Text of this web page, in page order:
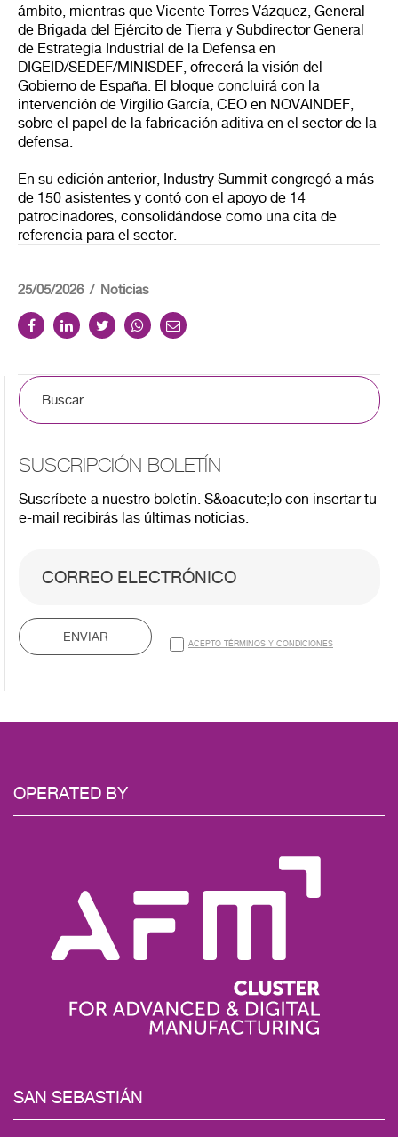
ámbito, mientras que Vicente Torres Vázquez, General
de Brigada del Ejército de Tierra y Subdirector General
de Estrategia Industrial de la Defensa en
DIGEID/SEDEF/MINISDEF, ofrecerá la visión del
Gobierno de España. El bloque concluirá con la
intervención de Virgilio García, CEO en NOVAINDEF,
sobre el papel de la fabricación aditiva en el sector de la
defensa.
En su edición anterior, Industry Summit congregó a más
de 150 asistentes y contó con el apoyo de 14
patrocinadores, consolidándose como una cita de
referencia para el sector.
25/05/2026 Noticias
SUSCRIPCIÓN BOLETÍN
Suscríbete a nuestro boletín. S&oacute;lo con insertar tu
e-mail recibirás las últimas noticias.
ENVIAR ACEPTO TÉRMINOS Y CONDICIONES
OPERATED BY
SAN SEBASTIÁN